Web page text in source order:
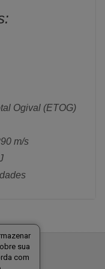
Ogival (ETOG)
m/s
sua
com